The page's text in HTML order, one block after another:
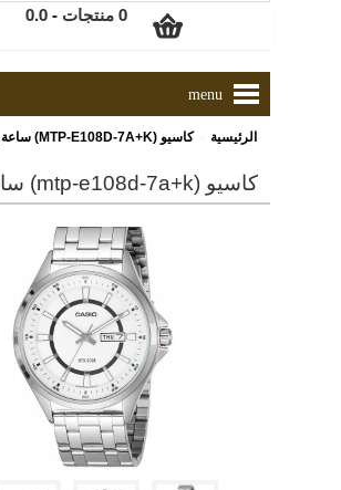
0 منتجات - 0.0
menu
الرئيسية »كاسيو (MTP-E108D-7A+K) ساعة يد رجالى من الإستانلس إستيل ذو لون أبيض